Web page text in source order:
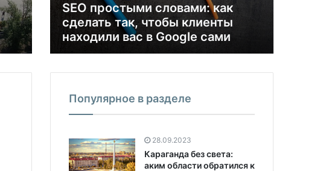
SEO простыми словами: как
сделать так, чтобы клиенты
находили вас в Google сами
Популярное в разделе
28.09.2023
Караганда без света:
аким области обратился к